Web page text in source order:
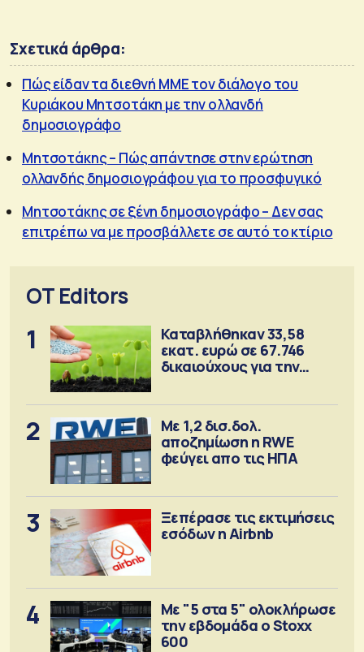
Σχετικά άρθρα:
Πώς είδαν τα διεθνή ΜΜΕ τον διάλογο του
Κυριάκου Μητσοτάκη με την oλλανδή
δημοσιογράφο
Μητσοτάκης – Πώς απάντησε στην ερώτηση
ολλανδής δημοσιογράφου για το προσφυγικό
Μητσοτάκης σε ξένη δημοσιογράφο – Δεν σας
επιτρέπω να με προσβάλλετε σε αυτό το κτίριο
OT Editors
1
Καταβλήθηκαν 33,58
εκατ. ευρώ σε 67.746
δικαιούχους για την
2
Με 1,2 δισ.δολ.
αποζημίωση η RWE
φεύγει απο τις ΗΠΑ
3
Ξεπέρασε τις εκτιμήσεις
εσόδων η Airbnb
4
Με "5 στα 5" ολοκλήρωσε
την εβδομάδα ο Stoxx
600